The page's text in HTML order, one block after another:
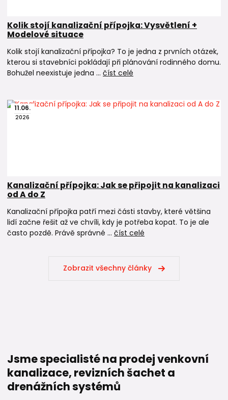
Kolik stojí kanalizační přípojka: Vysvětlení +
Modelové situace
Kolik stojí kanalizační přípojka? To je jedna z prvních otázek,
kterou si stavebníci pokládají při plánování rodinného domu.
Bohužel neexistuje jedna ... číst celé
11.06.
2026
Kanalizační přípojka: Jak se připojit na kanalizaci
od A do Z
Kanalizační přípojka patří mezi části stavby, které většina
lidí začne řešit až ve chvíli, kdy je potřeba kopat. To je ale
často pozdě. Právě správné ... číst celé
Zobrazit všechny články
Jsme specialisté na prodej venkovní
kanalizace, revizních šachet a
drenážních systémů